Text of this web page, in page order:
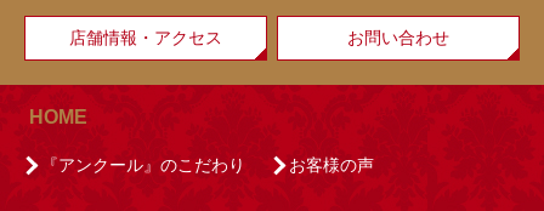
店舗情報・アクセス お問い合わせ
HOME
『アンクール』のこだわり お客様の声